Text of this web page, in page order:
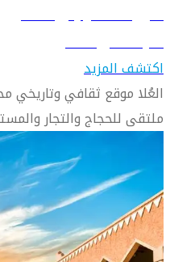
دليل السفر إلى العلا
تعرّف على العلا
اكتشف المزيد
العُلا موقع ثقافي وتاريخي
ملتقى للحجاج والتجار